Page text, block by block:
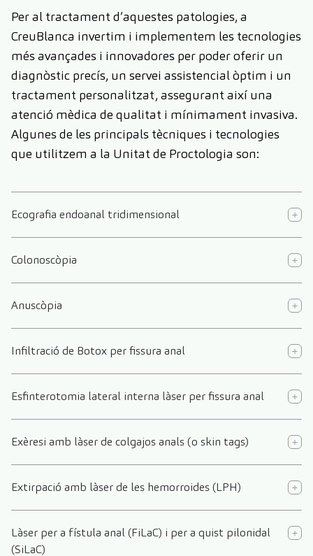
Per al tractament d’aquestes patologies, a
CreuBlanca invertim i implementem les tecnologies
més avançades i innovadores per poder oferir un
diagnòstic precís, un servei assistencial òptim i un
tractament personalitzat, assegurant així una
atenció mèdica de qualitat i mínimament invasiva.
Algunes de les principals tècniques i tecnologies
que utilitzem a la Unitat de Proctologia son:
Ecografia endoanal tridimensional
Colonoscòpia
Anuscòpia
Infiltració de Botox per fissura anal
Esfinterotomia lateral interna làser per fissura anal
Exèresi amb làser de colgajos anals (o skin tags)
Extirpació amb làser de les hemorroides (LPH)
Làser per a fístula anal (FiLaC) i per a quist pilonidal
(SiLaC)